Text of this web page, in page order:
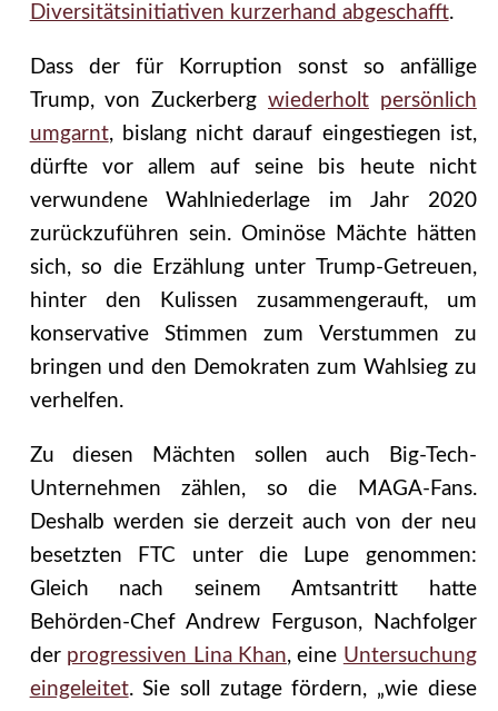
Diversitätsinitiativen kurzerhand abgeschafft.
Dass der für Korruption sonst so anfällige
Trump, von Zuckerbergwiederholt persönlich
umgarnt, bislang nicht darauf eingestiegen ist,
dürfte vor allem auf seine bis heute nicht
verwundene Wahlniederlage im Jahr 2020
zurückzuführen sein. Ominöse Mächte hätten
sich, so die Erzählung unter Trump-Getreuen,
hinter den Kulissen zusammengerauft, um
konservative Stimmen zum Verstummen zu
bringen und den Demokraten zum Wahlsieg zu
verhelfen.
Zu diesen Mächten sollen auch Big-Tech-
Unternehmen zählen, so die MAGA-Fans.
Deshalb werden sie derzeit auch von der neu
besetzten FTC unter die Lupe genommen:
Gleich nach seinem Amtsantritt hatte
Behörden-Chef Andrew Ferguson, Nachfolger
der progressiven Lina Khan, eine Untersuchung
eingeleitet. Sie soll zutage fördern, „wie diese